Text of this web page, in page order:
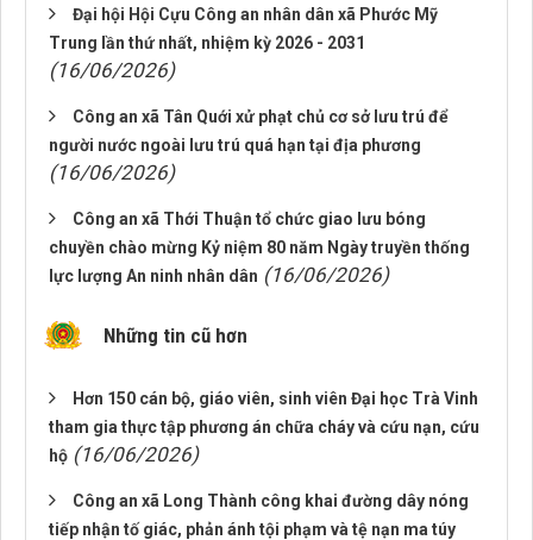
Đại hội Hội Cựu Công an nhân dân xã Phước Mỹ
Trung lần thứ nhất, nhiệm kỳ 2026 - 2031
(16/06/2026)
Công an xã Tân Quới xử phạt chủ cơ sở lưu trú để
người nước ngoài lưu trú quá hạn tại địa phương
(16/06/2026)
Công an xã Thới Thuận tổ chức giao lưu bóng
chuyền chào mừng Kỷ niệm 80 năm Ngày truyền thống
lực lượng An ninh nhân dân (16/06/2026)
Những tin cũ hơn
Hơn 150 cán bộ, giáo viên, sinh viên Đại học Trà Vinh
tham gia thực tập phương án chữa cháy và cứu nạn, cứu
hộ (16/06/2026)
Công an xã Long Thành công khai đường dây nóng
tiếp nhận tố giác, phản ánh tội phạm và tệ nạn ma túy